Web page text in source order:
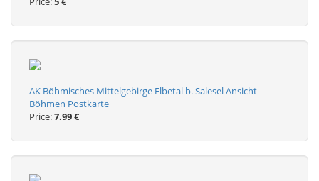
AK Böhmisches Mittelgebirge Elbetal b. Salesel Ansicht
Böhmen Postkarte
Price:7.99 €